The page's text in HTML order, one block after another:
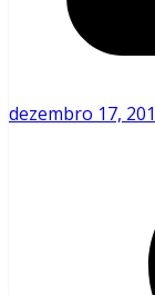
dezembro 17,